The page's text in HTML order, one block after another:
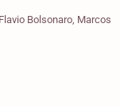
Bolsonaro, Marcos